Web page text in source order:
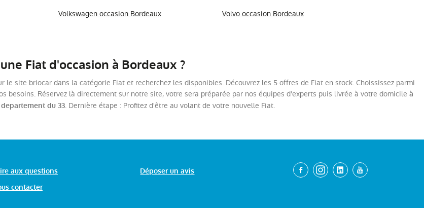
Volkswagen occasion Bordeaux Volvo occasion Bordeaux
Fiat d'occasion à Bordeaux ?
le site briocar dans la catégorie Fiat et recherchez les disponibles. Découvrez les 5 offres de Fiat en stock. Choississez parmi
besoins. Réservez là directement sur notre site, votre sera préparée par nos équipes d'experts puis livrée à votre domicile à
du 33. Dernière étape : Profitez d'être au volant de votre nouvelle Fiat.
aux questions
contacter
Déposer un avis